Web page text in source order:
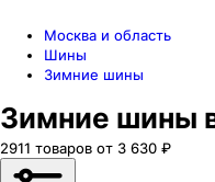
Москва и область
Шины
Зимние шины
Зимние шины
2911 товаров от 3 630 ₽